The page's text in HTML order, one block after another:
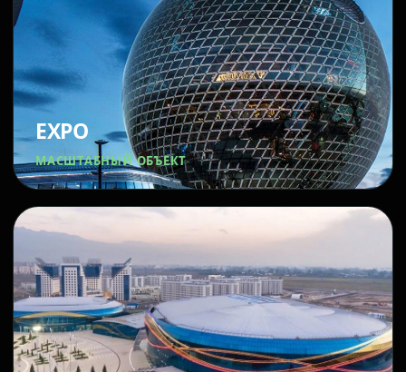
EXPO
МАСШТАБНЫЙ ОБЪЕКТ